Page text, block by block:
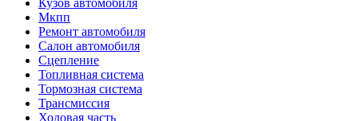
Мкпп
Ремонт автомобиля
Салон автомобиля
Сцепление
Топливная система
Тормозная система
Трансмиссия
Ходовая часть